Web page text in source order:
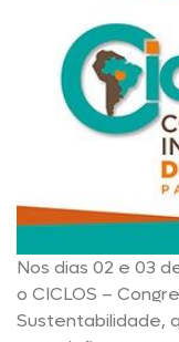
Nos dias 02 e 03
o CICLOS –
Sustentabilidade,